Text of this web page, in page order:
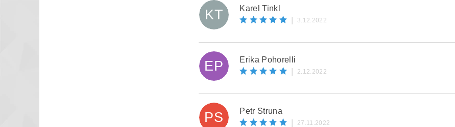
KT
Karel Tinkl
3.12.2022
EP
Erika Pohorelli
2.12.2022
PS
Petr Struna
27.11.2022